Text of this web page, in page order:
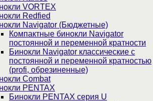
VORTEX
Redfied
Navigator (Бюджетные)
Компактные бинокли Navigator
постоянной и переменной кратности
Бинокли Navigator классические с
постоянной и переменной кратностью
(profi, обрезиненные)
Combat
PENTAX
Бинокли PENTAX серия U